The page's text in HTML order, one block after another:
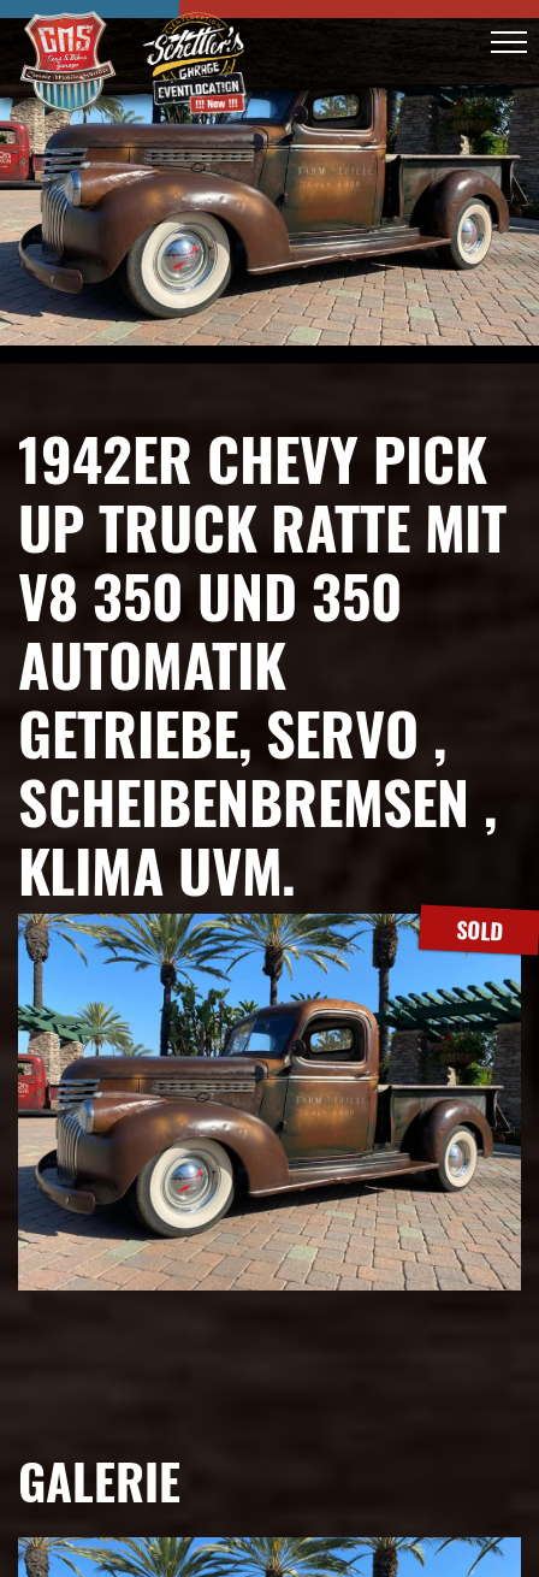
1942ER CHEVY PICK
UP TRUCK RATTE MIT
V8 350 UND 350
AUTOMATIK
GETRIEBE, SERVO ,
SCHEIBENBREMSEN ,
KLIMA UVM.
SOLD
GALERIE